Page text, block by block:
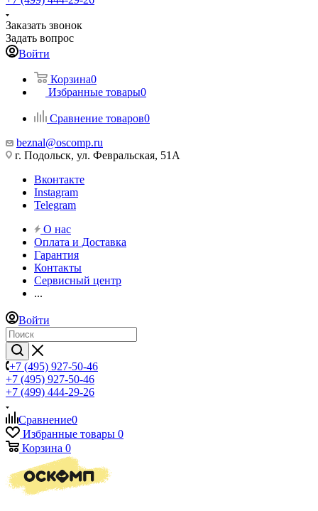
Заказать звонок
Задать вопрос
Войти
Корзина0
Избранные товары0
Сравнение товаров0
beznal@oscomp.ru
г. Подольск, ул. Февральская, 51А
Вконтакте
Instagram
Telegram
О нас
Оплата и Доставка
Гарантия
Контакты
Сервисный центр
...
Войти
+7 (495) 927-50-46
+7 (495) 927-50-46
+7 (499) 444-29-26
Сравнение0
Избранные товары 0
Корзина 0